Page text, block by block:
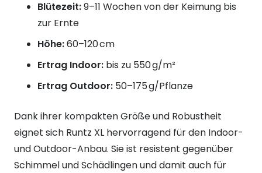
Blütezeit:9–11 Wochen von der Keimung bis
zur Ernte
Höhe:60–120 cm
Ertrag Indoor: bis zu 550 g/m²
Ertrag Outdoor: 50–175 g/Pflanze
Dank ihrer kompakten Größe und Robustheit
eignet sich Runtz XL hervorragend für den Indoor-
und Outdoor-Anbau. Sie ist resistent gegenüber
Schimmel und Schädlingen und damit auch für